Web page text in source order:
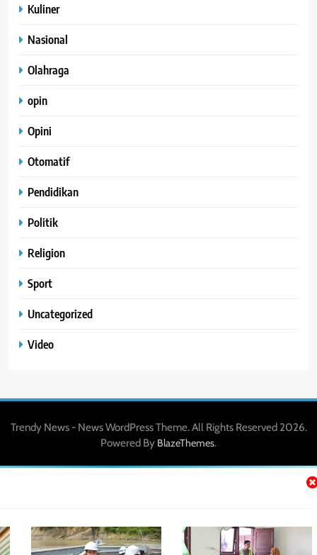
Kuliner
Nasional
Olahraga
opin
Opini
Otomatif
Pendidikan
Politik
Religion
Sport
Uncategorized
Video
Trendy News - News WordPress Theme. All Rights Reserved 2026.
Powered By BlazeThemes.